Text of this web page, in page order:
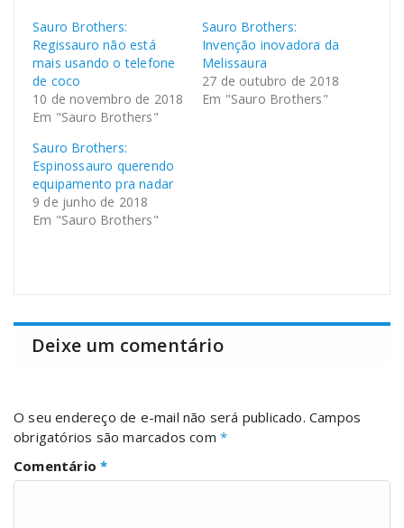
Sauro Brothers:
Regissauro não está
mais usando o telefone
de coco
10 de novembro de 2018
Em "Sauro Brothers"
Sauro Brothers:
Invenção inovadora da
Melissaura
27 de outubro de 2018
Em "Sauro Brothers"
Sauro Brothers:
Espinossauro querendo
equipamento pra nadar
9 de junho de 2018
Em "Sauro Brothers"
Deixe um comentário
O seu endereço de e-mail não será publicado. Campos
obrigatórios são marcados com *
Comentário*